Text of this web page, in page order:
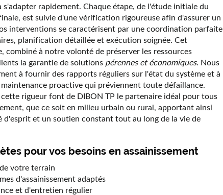
s'adapter rapidement. Chaque étape, de l'étude initiale du
est suivie d'une vérification rigoureuse afin d'assurer un
interventions se caractérisent par une coordination parfaite
planification détaillée et exécution soignée. Cet
combiné à notre volonté de préserver les ressources
la garantie de solutions pérennes et économiques. Nous
à fournir des rapports réguliers sur l'état du système et à
proactive qui préviennent toute défaillance.
rigueur font de DIBON TP le partenaire idéal pour tous
que ce soit en milieu urbain ou rural, apportant ainsi
d'esprit et un soutien constant tout au long de la vie de
pour vos besoins en assainissement
votre terrain
d'assainissement adaptés
et d'entretien régulier